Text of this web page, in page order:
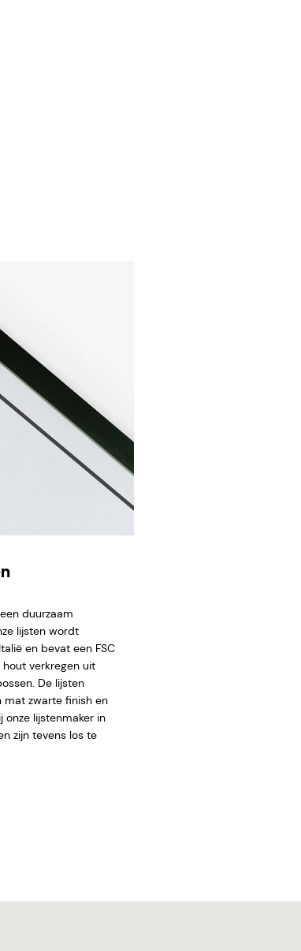
duurzaam
lijsten wordt
en bevat een FSC
verkregen uit
De lijsten
mat zwarte finish en
lijstenmaker in
zijn tevens los te
poster.